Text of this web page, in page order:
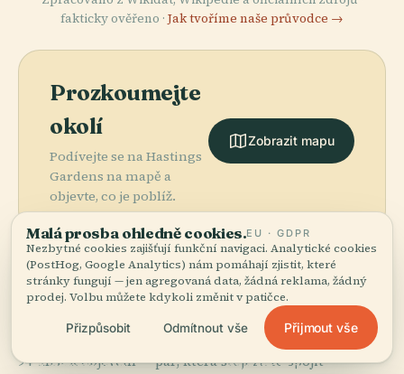
fakticky ověřeno · Jak tvoříme naše průvodce →
Prozkoumejte
okolí
Podívejte se na Hastings
Gardens na mapě a
objevte, co je poblíž.
Zobrazit mapu
More inValletta.
94 míst k objevení — pár, která stojí za to spojit
Katedrála
Maltská
Malá prosba ohledně cookies.EU · GDPR
Nezbytné cookies zajišťují funkční navigaci. Analytické cookies
(PostHog, Google Analytics) nám pomáhají zjistit, které
stránky fungují — jen agregovaná data, žádná reklama, žádný
prodej. Volbu můžete kdykoli změnit v patičce.
Přizpůsobit Odmítnout vše Přijmout vše